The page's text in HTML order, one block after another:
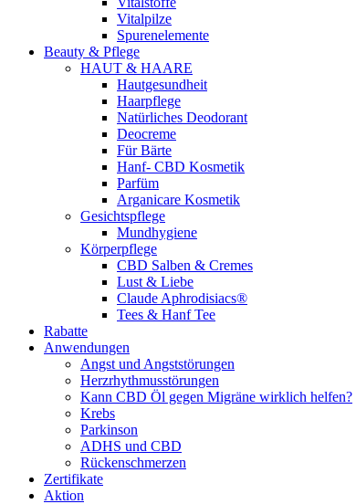
Vitalpilze
Spurenelemente
Beauty & Pflege
HAUT & HAARE
Hautgesundheit
Haarpflege
Natürliches Deodorant
Deocreme
Für Bärte
Hanf- CBD Kosmetik
Parfüm
Arganicare Kosmetik
Gesichtspflege
Mundhygiene
Körperpflege
CBD Salben & Cremes
Lust & Liebe
Claude Aphrodisiacs®
Tees & Hanf Tee
Rabatte
Anwendungen
Angst und Angststörungen
Herzrhythmusstörungen
Kann CBD Öl gegen Migräne wirklich helfen?
Krebs
Parkinson
ADHS und CBD
Rückenschmerzen
Zertifikate
Aktion